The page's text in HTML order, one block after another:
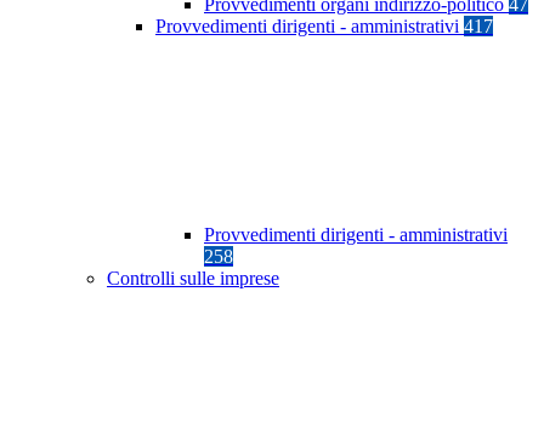
Provvedimenti organi indirizzo-politico 47
Provvedimenti dirigenti - amministrativi 417
Provvedimenti dirigenti - amministrativi
258
Controlli sulle imprese